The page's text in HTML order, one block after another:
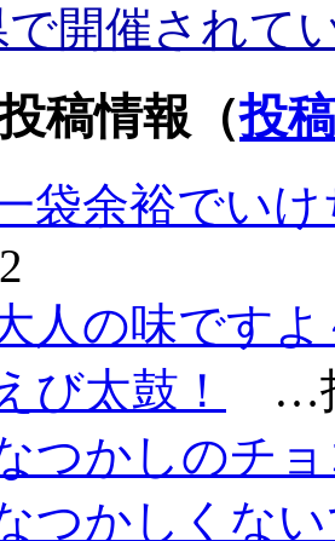
開催されて
稿情報（投
袋余裕でい
人の味ですよ
び太鼓！
…
つかしのチ
つかしくな